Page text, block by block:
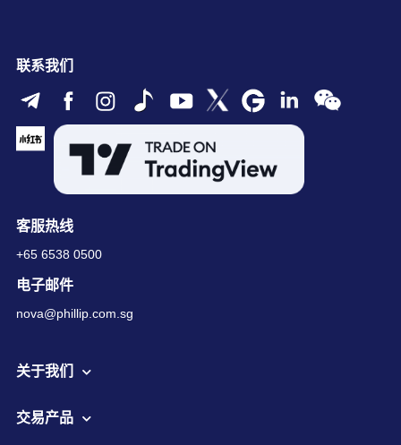
联系我们
客服热线
+65 6538 0500
电子邮件
nova@phillip.com.sg
关于我们
交易产品